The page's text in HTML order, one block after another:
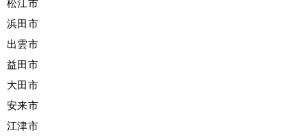
浜田市
出雲市
益田市
大田市
安来市
江津市